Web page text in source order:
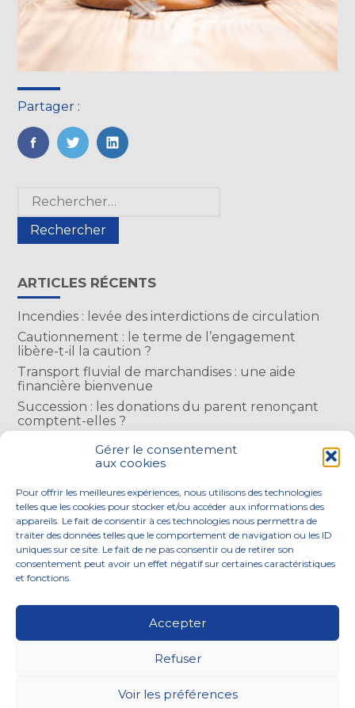
Gérer le consentement
aux cookies
Pour offrir les meilleures expériences, nous utilisons des technologies
telles que les cookies pour stocker et/ou accéder aux informations des
appareils. Le fait de consentir à ces technologies nous permettra de
traiter des données telles que le comportement de navigation ou les ID
uniques sur ce site. Le fait de ne pas consentir ou de retirer son
consentement peut avoir un effet négatif sur certaines caractéristiques
et fonctions.
Accepter
Refuser
Voir les préférences
Partager :
FaceBook
TwitterLinkedIn
Blog
sidebar
Rechercher :
ARTICLES RÉCENTS
Incendies : levée des interdictions de circulation
Cautionnement : le terme de l’engagement
libère-t-il la caution ?
Transport fluvial de marchandises : une aide
financière bienvenue
Succession : les donations du parent renonçant
comptent-elles ?
Encadrement des loyers : une année de plus
COMMENTAIRES RÉCENTS
FooterNOS ENGAGEMENTS
SOLUTIONS NUMÉRIQUES
ACTUALITÉS
NOUS REJOINDRE
CONTACTEZ-NOUS